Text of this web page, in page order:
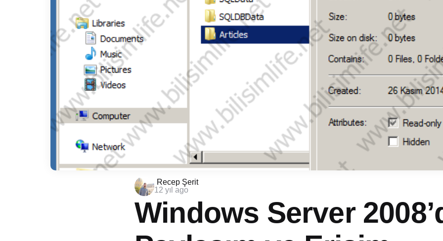
Posted
by
Recep Şerit
12 yıl ago
Windows Server